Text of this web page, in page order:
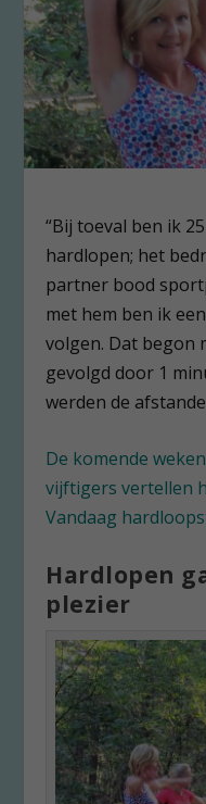
“Bij toeval ben ik
hardlopen; het
partner bood
met hem ben ik
volgen. Dat begon
gevolgd door 1
werden de
De komende
vijftigers vertellen
Vandaag
Hardlopen
plezier